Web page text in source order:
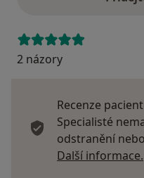
2 názory
Recenze
Specialisté
odstranění
Další informace.